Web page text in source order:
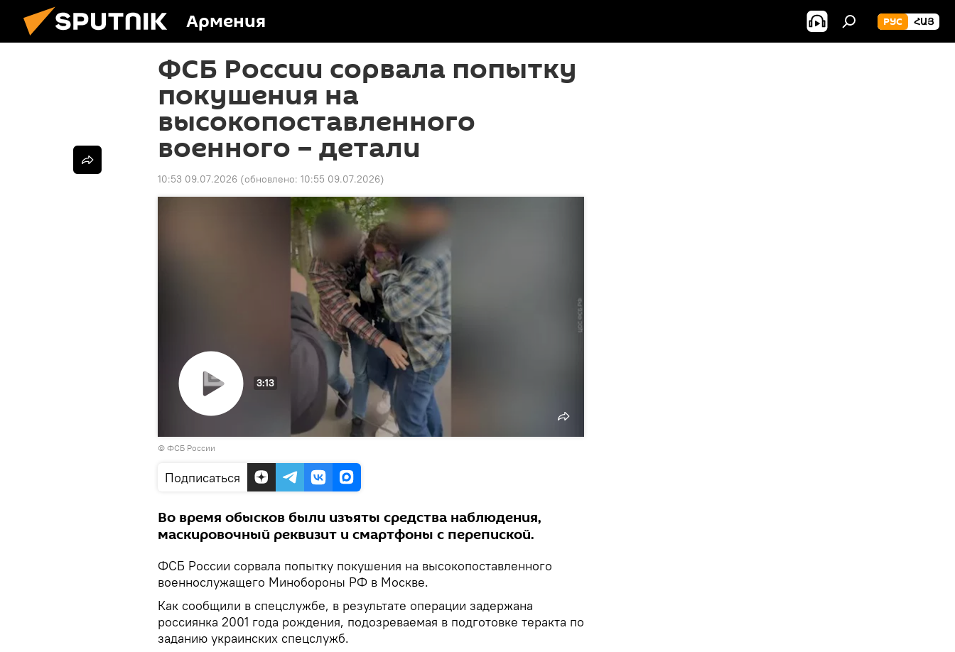
Армения РУС ՀԱՅ
ФСБ России сорвала попытку
покушения на
высокопоставленного
военного – детали
10:53 09.07.2026 (обновлено: 10:55 09.07.2026)
Воспроизвести
видео
3:13
© ФСБ России
Подписаться
Во время обысков были изъяты средства наблюдения,
маскировочный реквизит и смартфоны с перепиской.
ФСБ России сорвала попытку покушения на высокопоставленного
военнослужащего Минобороны РФ в Москве.
Как сообщили в спецслужбе, в результате операции задержана
россиянка 2001 года рождения, подозреваемая в подготовке теракта по
заданию украинских спецслужб.